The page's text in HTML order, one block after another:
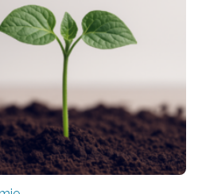
werden und trägt
primaevus. Dieser erste
in Bernstein
Fossilfund einer
dar, denn…